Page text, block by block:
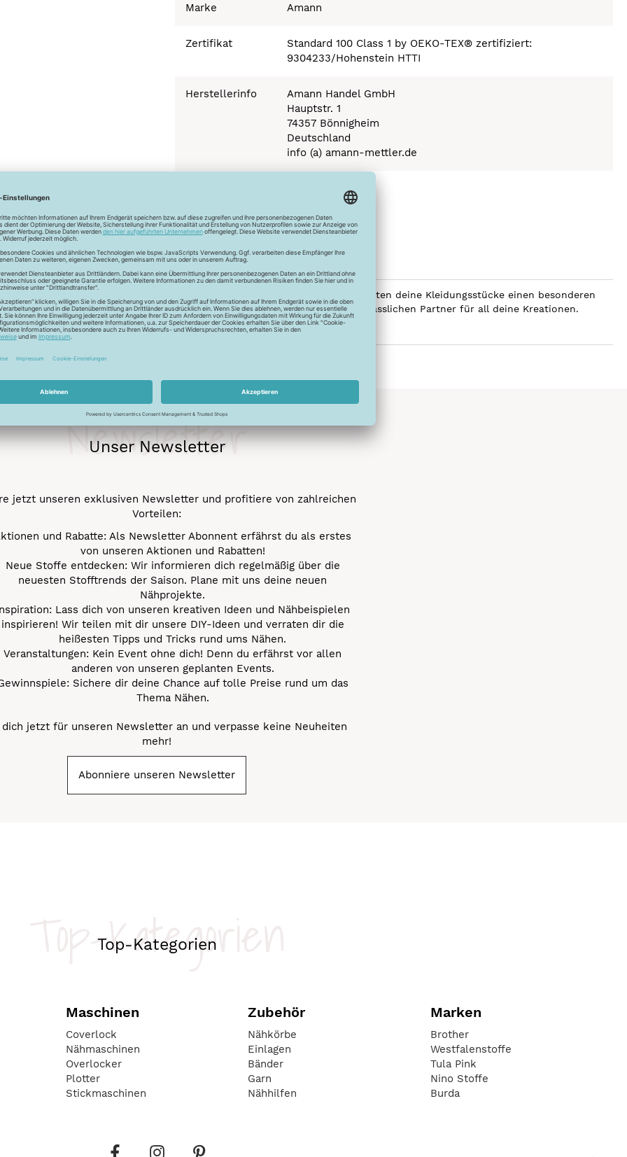
Marke Amann
Zertifikat
Standard 100 Class 1 by OEKO-TEX® zertifiziert:
9304233/Hohenstein HTTI
Herstellerinfo
Amann Handel GmbH
Hauptstr. 1
74357 Bönnigheim
Deutschland
info (a) amann-mettler.de
Seide - Kleider machen Leute. Mit dem Universalfaden SERALON erhalten deine Kleidungsstücke einen besonderen
und die idealen Gleiteigenschaftten machen den Allesnäher zum verlässlichen Partner für all deine Kreationen.
werden.
Unser Newsletter
Newsletter
jetzt unseren exklusiven Newsletter und profitiere von zahlreichen
Vorteilen:
und Rabatte: Als Newsletter Abonnent erfährst du als erstes
von unseren Aktionen und Rabatten!
Neue Stoffe entdecken: Wir informieren dich regelmäßig über die
neuesten Stofftrends der Saison. Plane mit uns deine neuen
Nähprojekte.
Lass dich von unseren kreativen Ideen und Nähbeispielen
inspirieren! Wir teilen mit dir unsere DIY-Ideen und verraten dir die
heißesten Tipps und Tricks rund ums Nähen.
Veranstaltungen: Kein Event ohne dich! Denn du erfährst vor allen
anderen von unseren geplanten Events.
Sichere dir deine Chance auf tolle Preise rund um das
Thema Nähen.
dich jetzt für unseren Newsletter an und verpasse keine Neuheiten
mehr!
Abonniere unseren Newsletter
Top-Kategorien
Top-Kategorien
Maschinen
Coverlock
Nähmaschinen
Overlocker
Plotter
Stickmaschinen
Zubehör
Nähkörbe
Einlagen
Bänder
Garn
Nähhilfen
Marken
Brother
Westfalenstoffe
Tula Pink
Nino Stoffe
Burda